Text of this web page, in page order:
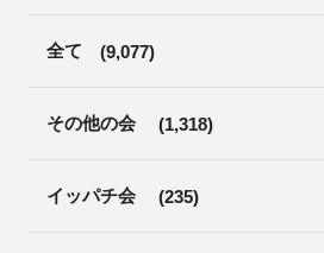
全て (9,077)
その他の会 (1,318)
イッパチ会 (235)